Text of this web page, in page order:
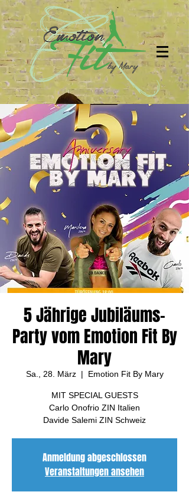
5 Jährige Jubiläums-
Party vom Emotion Fit By
Mary
Sa., 28. März
  |
Emotion Fit By Mary
MIT SPECIAL GUESTS
Carlo Onofrio ZIN Italien
Davide Salemi ZIN Schweiz
Anmeldung abgeschlossen
Veranstaltungen ansehen